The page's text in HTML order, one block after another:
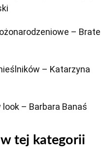
–
– Katarzyna
– Barbara Banaś
w tej kategorii